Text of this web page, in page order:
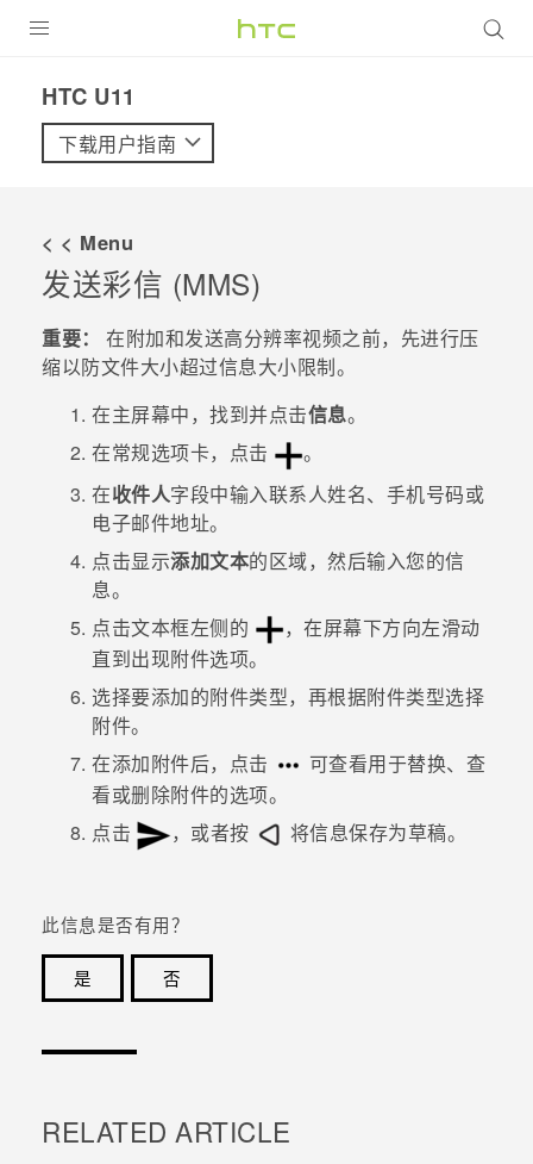
VIVE
支持帮助
在线客服
HTC U11‎
下载用户指南
< < Menu
发送彩信 (MMS)
重要：
在附加和发送高分辨率视频之前，先进行压
缩以防文件大小超过信息大小限制。
在主屏幕中，找到并点击信息。
在常规选项卡，点击
。
在收件人字段中输入联系人姓名、手机号码或
电子邮件地址。
点击显示添加文本的区域，然后输入您的信
息。
点击文本框左侧的
，在屏幕下方向左滑动
直到出现附件选项。
选择要添加的附件类型，再根据附件类型选择
附件。
在添加附件后，点击
可查看用于替换、查
看或删除附件的选项。
点击
，或者按 将信息保存为草稿。
此信息是否有用？
是
否
RELATED ARTICLE